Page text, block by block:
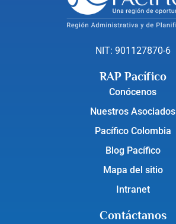
NIT: 901127870-6
RAP Pacífico
Conócenos
Nuestros Asociados
Pacífico Colombia
Blog Pacífico
Mapa del sitio
Intranet
Contáctanos